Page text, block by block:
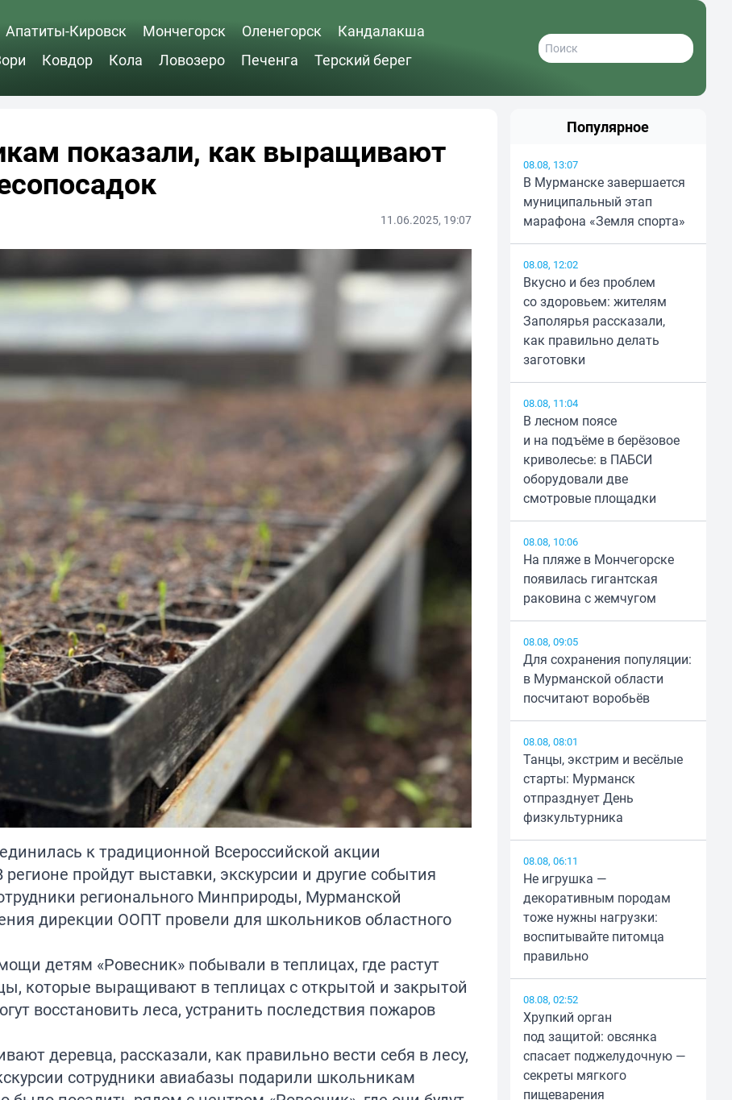
Апатиты-Кировск Мончегорск Оленегорск
Кандалакша
Ковдор Кола Ловозеро Печенга Терский берег
показали, как выращивают
11.06.2025, 19:07
к традиционной Всероссийской акции
пройдут выставки, экскурсии и другие события
регионального Минприроды, Мурманской
дирекции ООПТ провели для школьников областного
детям «Ровесник» побывали в теплицах, где растут
которые выращивают в теплицах с открытой и закрытой
восстановить леса, устранить последствия пожаров
деревца, рассказали, как правильно вести себя в лесу,
сотрудники авиабазы подарили школьникам
Популярное
08.08, 13:07
В Мурманске завершается
муниципальный этап
марафона «Земля спорта»
08.08, 12:02
Вкусно и без проблем
со здоровьем: жителям
Заполярья рассказали,
как правильно делать
заготовки
08.08, 11:04
В лесном поясе
и на подъёме в берёзовое
криволесье: в ПАБСИ
оборудовали две
смотровые площадки
08.08, 10:06
На пляже в Мончегорске
появилась гигантская
раковина с жемчугом
08.08, 09:05
Для сохранения популяции:
в Мурманской области
посчитают воробьёв
08.08, 08:01
Танцы, экстрим и весёлые
старты: Мурманск
отпразднует День
физкультурника
08.08, 06:11
Не игрушка —
декоративным породам
тоже нужны нагрузки:
воспитывайте питомца
правильно
08.08, 02:52
Хрупкий орган
под защитой: овсянка
спасает поджелудочную —
секреты мягкого
пищеварения